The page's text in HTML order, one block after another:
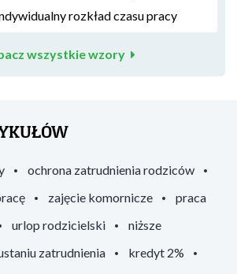
rozkład czasu pracy
wszystkie wzory
ochrona zatrudnienia rodziców
zajęcie komornicze
praca
urlop rodzicielski
niższe
zatrudnienia
kredyt 2%